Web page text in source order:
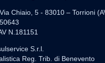
Chiaio, 5 - 83010 – Torrioni
N.181151
S.r.l.
Reg. Trib. di Benevento